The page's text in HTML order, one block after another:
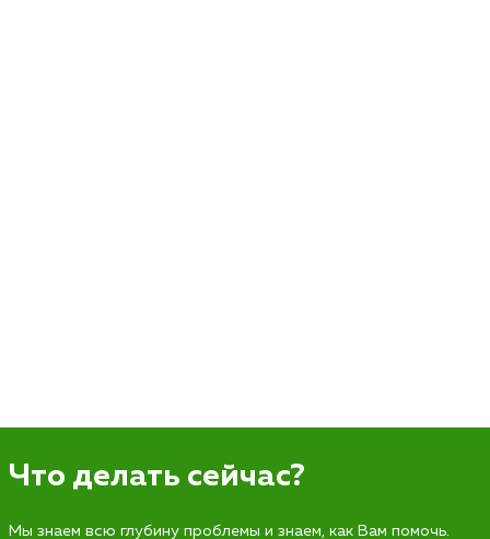
Что делать сейчас?
Мы знаем всю глубину проблемы и знаем, как Вам помочь.